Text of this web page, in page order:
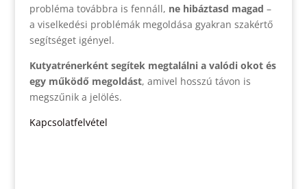
probléma továbbra is fennáll, ne hibáztasd magad –
a viselkedési problémák megoldása gyakran szakértő
segítséget igényel.
Kutyatrénerként segítek megtalálni a valódi okot és
egy működő megoldást, amivel hosszú távon is
megszűnik a jelölés.
Kapcsolatfelvétel